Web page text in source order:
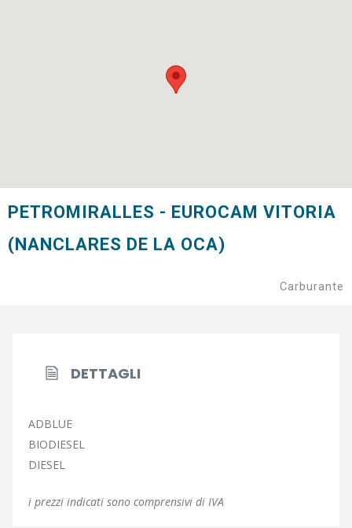
PETROMIRALLES - EUROCAM VITORIA
(NANCLARES DE LA OCA)
Carburante
DETTAGLI
ADBLUE
BIODIESEL
DIESEL
i prezzi indicati sono comprensivi di IVA